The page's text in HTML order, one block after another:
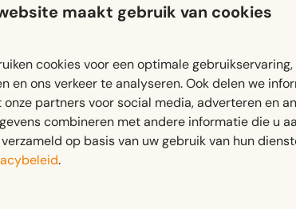
maakt gebruik van cookies
cookies voor een optimale
en ons verkeer te analyseren. Ook delen we
partners voor social media, adverteren en
combineren met andere informatie die u
op basis van uw gebruik van hun
.